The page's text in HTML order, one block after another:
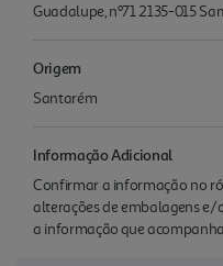
Guadalupe, nº71 2135-015
Origem
Santarém
Informação Adicional
Confirmar a informação no
alterações de embalagens e/
a informação que